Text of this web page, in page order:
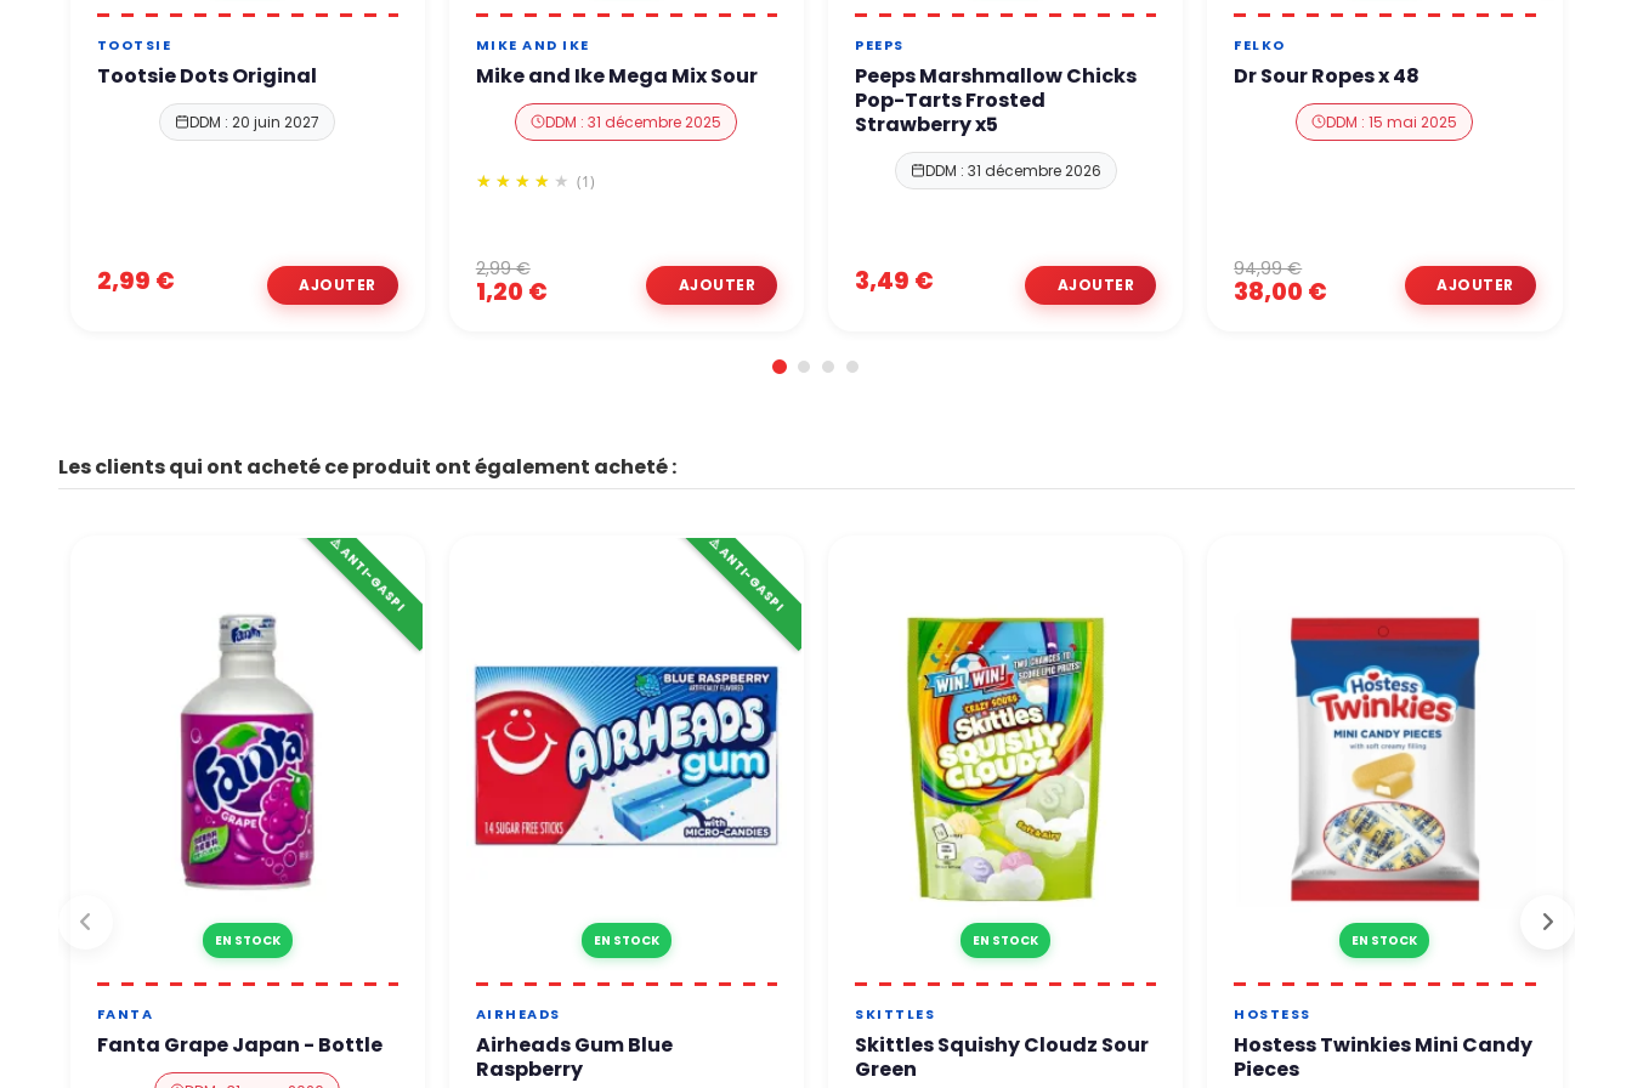
TOOTSIE
Tootsie Dots Original
DDM : 20 juin 2027
2,99 €
MIKE AND IKE
Mike and Ike Mega Mix Sour
DDM : 31 décembre 2025
(1)
1,20 €
2,99 €
PEEPS
Peeps Marshmallow Chicks
Pop-Tarts Frosted
Strawberry x5
DDM : 31 décembre 2026
3,49 €
FELKO
Dr Sour Ropes x 48
DDM : 15 mai 2025
38,00 €
94,99 €
Les clients qui ont acheté ce produit ont également acheté :
EN STOCK
⚠️ ANTI-GASPI
FANTA
Fanta Grape Japan - Bottle
EN STOCK
⚠️ ANTI-GASPI
AIRHEADS
Airheads Gum Blue
Raspberry
EN STOCK
SKITTLES
Skittles Squishy Cloudz Sour
Green
EN STOCK
HOSTESS
Hostess Twinkies Mini Candy
Pieces